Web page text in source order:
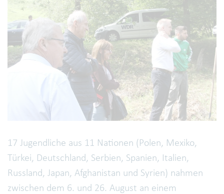
17 Jugendliche aus 11 Nationen (Polen, Mexiko,
Türkei, Deutschland, Serbien, Spanien, Italien,
Russland, Japan, Afghanistan und Syrien) nahmen
zwischen dem 6. und 26. August an einem